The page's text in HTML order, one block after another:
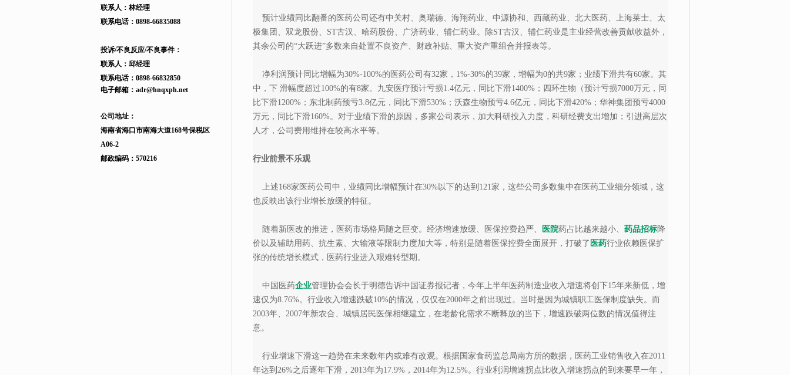
联系人：林经理
联系电话： 0898-66835088
投诉/不良反应/不良事件：
联系人：邱经理
联系电话： 0898-66832850
电子邮箱： adr@hnqxph.net
公司地址：
海南省海口市南海大道168号保税区
A06-2
邮政编码：570216
预计业绩同比翻番的医药公司还有中关村、奥瑞德、海翔药业、中源协和、西藏药业、北大医药、上海莱士、太
极集团、双龙股份、ST古汉、哈药股份、广济药业、辅仁药业。除ST古汉、辅仁药业是主业经营改善贡献收益外，
其余公司的“大跃进”多数来自处置不良资产、财政补贴、重大资产重组合并报表等。
净利润预计同比增幅为30%-100%的医药公司有32家，1%-30%的39家，增幅为0的共9家；业绩下滑共有60家。其
中，下 滑幅度超过100%的有8家。九安医疗预计亏损1.4亿元，同比下滑1400%；四环生物（预计亏损7000万元，同
比下滑1200%；东北制药预亏3.8亿元，同比下滑530%；沃森生物预亏4.6亿元，同比下滑420%；华神集团预亏4000
万元，同比下滑160%。对于业绩下滑的原因，多家公司表示，加大科研投入力度，科研经费支出增加；引进高层次
人才，公司费用维持在较高水平等。
行业前景不乐观
上述168家医药公司中，业绩同比增幅预计在30%以下的达到121家，这些公司多数集中在医药工业细分领域，这
也反映出该行业增长放缓的特征。
随着新医改的推进，医药市场格局随之巨变。经济增速放缓、医保控费趋严、 医院药占比越来越小、 药品招标降
价以及辅助用药、抗生素、大输液等限制力度加大等，特别是随着医保控费全面展开，打破了 医药行业依赖医保扩
张的传统增长模式，医药行业进入艰难转型期。
中国医药企业管理协会会长于明德告诉中国证券报记者，今年上半年医药制造业收入增速将创下15年来新低，增
速仅为8.76%。行业收入增速跌破10%的情况，仅仅在2000年之前出现过。当时是因为城镇职工医保制度缺失。而
2003年、2007年新农合、城镇居民医保相继建立，在老龄化需求不断释放的当下，增速跌破两位数的情况值得注
意。
行业增速下滑这一趋势在未来数年内或难有改观。根据国家食药监总局南方所的数据，医药工业销售收入在2011
年达到26%之后逐年下滑，2013年为17.9%，2014年为12.5%。行业利润增速拐点比收入增速拐点的到来要早一年，